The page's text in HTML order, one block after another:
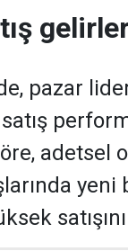
pazar
adetsel